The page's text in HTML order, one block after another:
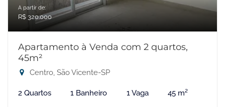
A partir de:
R$ 320.000
Apartamento à Venda com 2 quartos,
45m²
Centro, São Vicente-SP
2 Quartos 1 Banheiro 1 Vaga 45 m²